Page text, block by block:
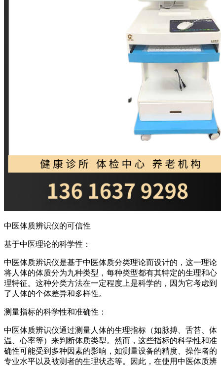
中医体质辨识仪的可信性
基于中医理论的科学性：
中医体质辨识仪是基于中医体质分类理论而设计的，这一理论
将人体的体质分为九种类型，每种类型都有其特定的生理和心
理特征。这种分类方法在一定程度上是科学的，因为它考虑到
了人体的个体差异和多样性。
测量指标的科学性和准确性：
中医体质辨识仪通过测量人体的生理指标（如脉搏、舌苔、体
温、心率等）来判断体质类型。然而，这些指标的科学性和准
确性可能受到多种因素的影响，如测量设备的精度、操作者的
专业水平以及被测者的生理状态等。因此，在使用中医体质辨